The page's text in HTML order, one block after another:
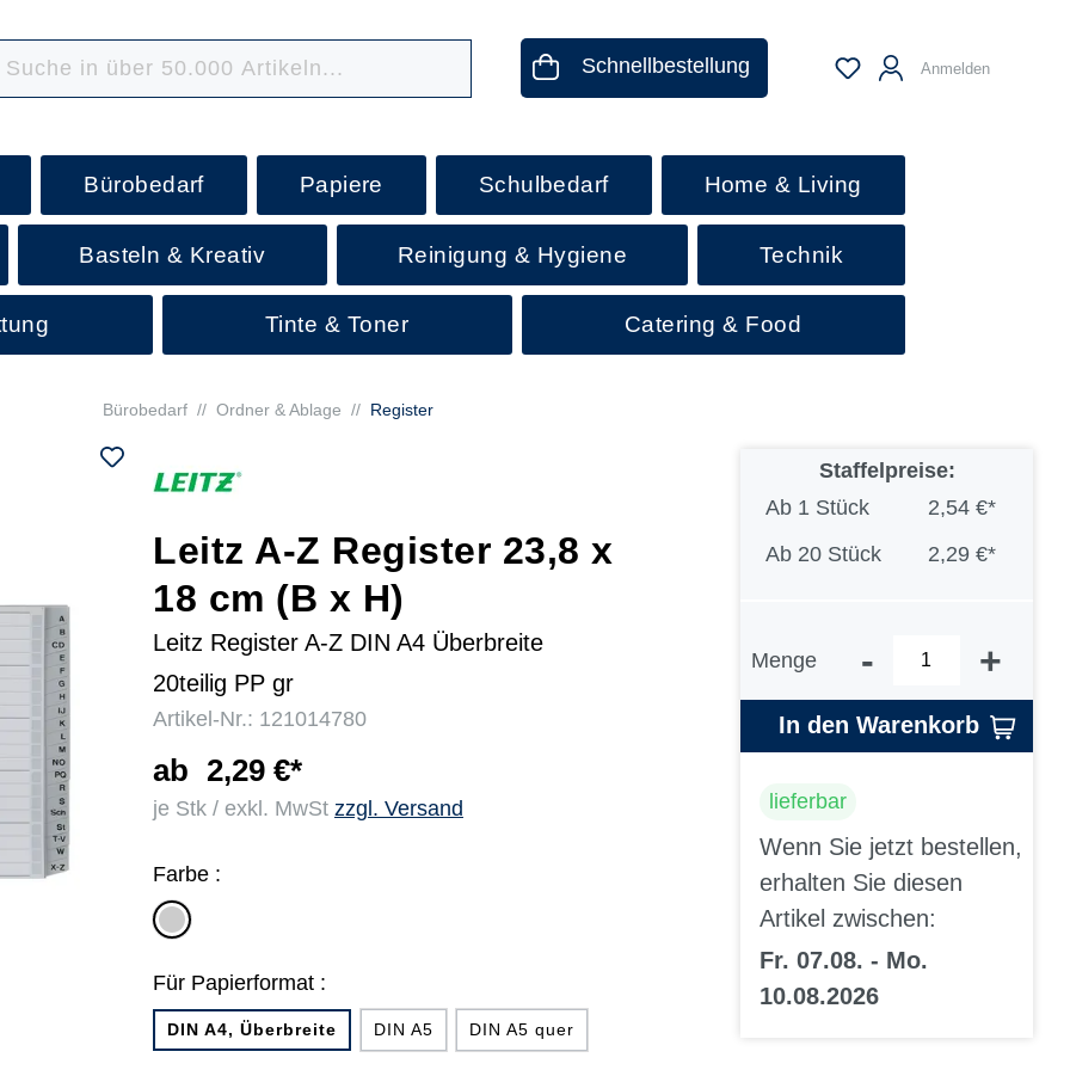
Schnellbestellung Anmelden
Bürobedarf Papiere Schulbedarf Home & Living
Basteln & Kreativ Reinigung & Hygiene Technik
Tinte & Toner Catering & Food
Bürobedarf // Ordner & Ablage // Register
Leitz A-Z Register 23,8 x
18 cm (B x H)
Leitz Register A-Z DIN A4 Überbreite
20teilig PP gr
Artikel-Nr.: 121014780
ab 2,29 €*
je Stk / exkl. MwSt zzgl. Versand
Farbe :
grau
Für Papierformat :
DIN A4, Überbreite DIN A5 DIN A5 quer
Staffelpreise:
Ab 1 Stück
2,54 €*
Ab 20 Stück 2,29 €*
Menge - +
In den Warenkorb
lieferbar
Wenn Sie jetzt bestellen,
erhalten Sie diesen
Artikel zwischen:
Fr. 07.08. - Mo.
10.08.2026